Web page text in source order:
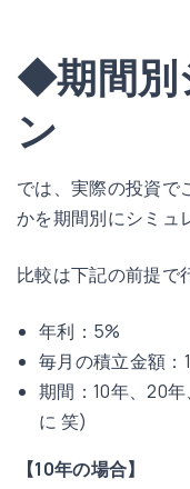
◆期間別
ン
では、実際の投資で
かを期間別にシミュ
比較は下記の前提で
年利：5%
毎月の積立金額：
期間：10年、20
に 笑)
【10年の場合】